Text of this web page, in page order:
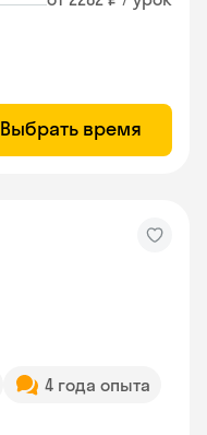
Выбрать время
4 года опыта